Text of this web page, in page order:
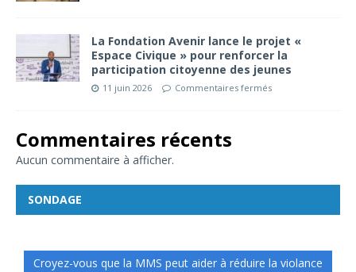
La Fondation Avenir lance le projet «
Espace Civique » pour renforcer la
participation citoyenne des jeunes
11 juin 2026 Commentaires fermés
Commentaires récents
Aucun commentaire à afficher.
SONDAGE
Croyez-vous que la MMS peut aider à réduire la violance